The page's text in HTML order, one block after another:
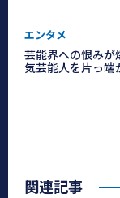
エンタメ
芸能界への恨み
気芸能人を片っ端
関連記事